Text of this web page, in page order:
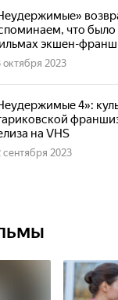
что
экшен-
октября 2023
4»:
на VHS
сентября 2023